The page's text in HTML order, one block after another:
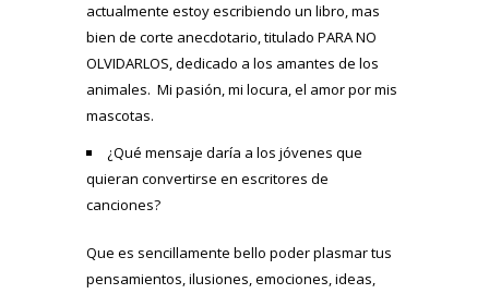
actualmente estoy escribiendo un libro, mas
bien de corte anecdotario, titulado PARA NO
OLVIDARLOS, dedicado a los amantes de los
animales. Mi pasión, mi locura, el amor por mis
mascotas.
¿Qué mensaje daría a los jóvenes que
quieran convertirse en escritores de
canciones?
Que es sencillamente bello poder plasmar tus
pensamientos, ilusiones, emociones, ideas,